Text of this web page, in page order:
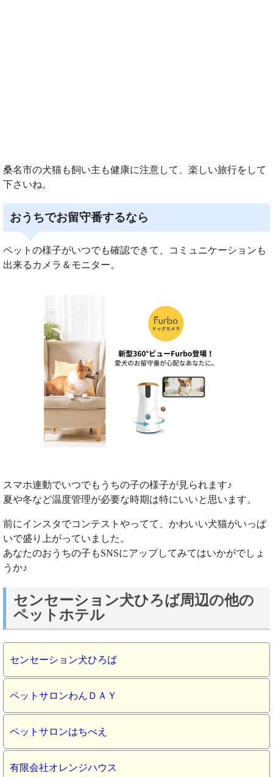
桑名市の犬猫も飼い主も健康に注意して、楽しい旅行をして
下さいね。
おうちでお留守番するなら
ペットの様子がいつでも確認できて、コミュニケーションも
出来るカメラ＆モニター。
スマホ連動でいつでもうちの子の様子が見られます♪
夏や冬など温度管理が必要な時期は特にいいと思います。
前にインスタでコンテストやってて、かわいい犬猫がいっぱ
いで盛り上がっていました。
あなたのおうちの子もSNSにアップしてみてはいかがでしょ
うか♪
センセーション犬ひろば周辺の他の
ペットホテル
センセーション犬ひろば
ペットサロンわんＤＡＹ
ペットサロンはちべえ
有限会社オレンジハウス